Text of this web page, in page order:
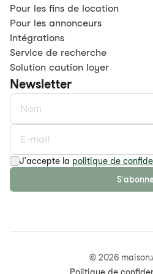
Pour les fins de location
Pour les annonceurs
Intégrations
Service de recherche
Solution caution loyer
Newsletter
J'accepte la politique de
© 2026